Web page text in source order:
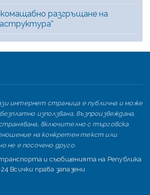
разгръщане на
интернет страница е публична и може
използвана, възпроизвеждана,
включително с търговска
на конкретен текст или
не е посочено друго.
и съобщенията на Република
Всички права запазени